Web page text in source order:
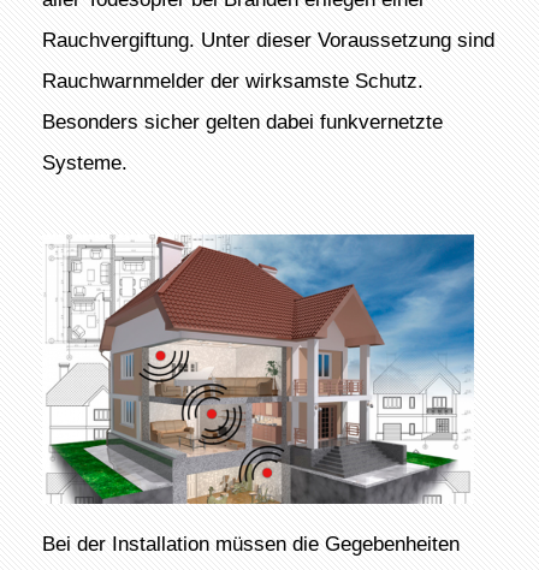
Rauchvergiftung. Unter dieser Voraussetzung sind
Rauchwarnmelder der wirksamste Schutz.
Besonders sicher gelten dabei funkvernetzte
Systeme.
Bei der Installation müssen die Gegebenheiten